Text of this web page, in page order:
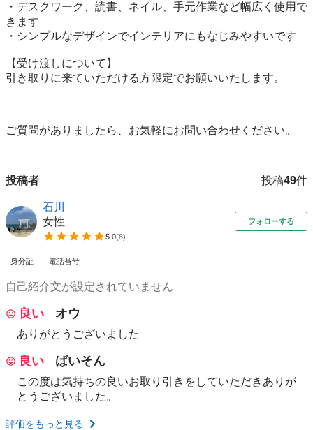
・デスクワーク、読書、ネイル、手元作業など幅広く使用で
きます
・シンプルなデザインでインテリアにもなじみやすいです
【受け渡しについて】
引き取りに来ていただける方限定でお願いいたします。
ご質問がありましたら、お気軽にお問い合わせください。
投稿者 投稿49件
石川
女性
5.0(8)
フォローする
身分証 電話番号
自己紹介文が設定されていません
良い オウ
ありがとうございました
良い ばいそん
この度は気持ちの良いお取り引きをしていただきありが
とうございました。
評価をもっと見る